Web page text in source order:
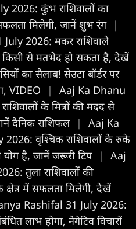
2026: कुंभ राशिवालों का
मिलेगी, जानें शुभ रंग |
2026: मकर राशिवाले
किसी से मतभेद हो सकता है, देखें
का सैलाब! सेउटा बॉर्डर पर
VIDEO
|
Aaj Ka Dhanu
के मित्रों की मदद से
दैनिक राशिफल |
Aaj Ka
वृश्चिक राशिवालों के रुके
है, जानें जरूरी टिप |
Aaj
तुला राशिवालों की
क्षेत्र में सफलता मिलेगी, देखें
Rashifal 31 July 2026:
लाभ होगा, नेगेटिव विचारों